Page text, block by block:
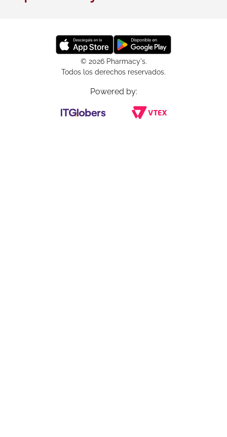
© 2026 Pharmacy's.
Todos los derechos reservados.
Powered by: